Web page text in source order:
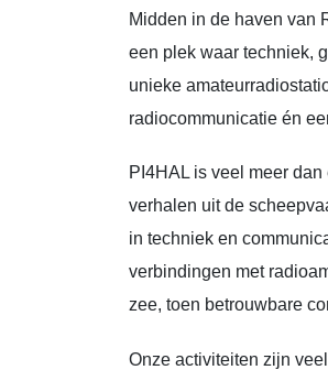
Midden in de haven van
een plek waar techniek,
unieke
radiocommunicatie én
PI4HAL is veel meer
verhalen uit de
in techniek en
verbindingen met
zee, toen betrouwbare
Onze activiteiten zijn